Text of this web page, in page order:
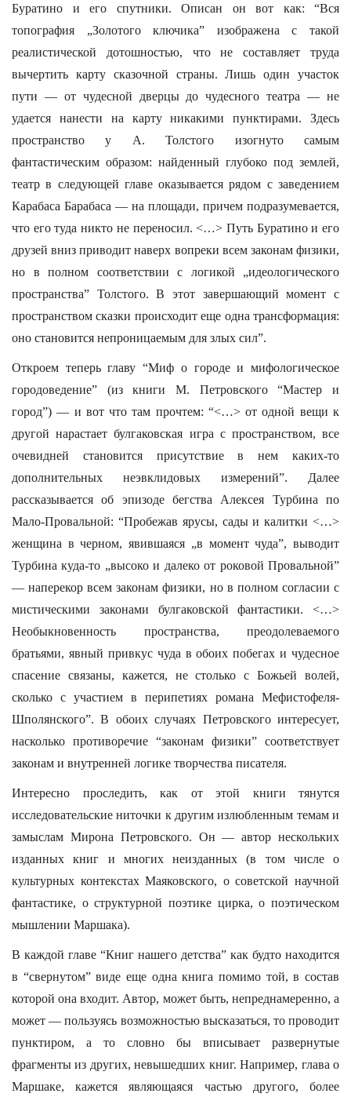
Буратино и его спутники. Описан он вот как: “Вся
топография „Золотого ключика” изображена с такой
реалистической дотошностью, что не составляет труда
вычертить карту сказочной страны. Лишь один участок
пути — от чудесной дверцы до чудесного театра — не
удается нанести на карту никакими пунктирами. Здесь
пространство у А. Толстого изогнуто самым
фантастическим образом: найденный глубоко под землей,
театр в следующей главе оказывается рядом с заведением
Карабаса Барабаса — на площади, причем подразумевается,
что его туда никто не переносил. <…> Путь Буратино и его
друзей вниз приводит наверх вопреки всем законам физики,
но в полном соответствии с логикой „идеологического
пространства” Толстого. В этот завершающий момент с
пространством сказки происходит еще одна трансформация:
оно становится непроницаемым для злых сил”.
Откроем теперь главу “Миф о городе и мифологическое
городоведение” (из книги М. Петровского “Мастер и
город”) — и вот что там прочтем: “<…> от одной вещи к
другой нарастает булгаковская игра с пространством, все
очевидней становится присутствие в нем каких-то
дополнительных неэвклидовых измерений”. Далее
рассказывается об эпизоде бегства Алексея Турбина по
Мало-Провальной: “Пробежав ярусы, сады и калитки <…>
женщина в черном, явившаяся „в момент чуда”, выводит
Турбина куда-то „высоко и далеко от роковой Провальной”
— наперекор всем законам физики, но в полном согласии с
мистическими законами булгаковской фантастики. <…>
Необыкновенность пространства, преодолеваемого
братьями, явный привкус чуда в обоих побегах и чудесное
спасение связаны, кажется, не cтолько с Божьей волей,
сколько с участием в перипетиях романа Мефистофеля-
Шполянского”. В обоих случаях Петровского интересует,
насколько противоречие “законам физики” соответствует
законам и внутренней логике творчества писателя.
Интересно проследить, как от этой книги тянутся
исследовательские ниточки к другим излюбленным темам и
замыслам Мирона Петровского. Он — автор нескольких
изданных книг и многих неизданных (в том числе о
культурных контекстах Маяковского, о советской научной
фантастике, о структурной поэтике цирка, о поэтическом
мышлении Маршака).
В каждой главе “Книг нашего детства” как будто находится
в “свернутом” виде еще одна книга помимо той, в состав
которой она входит. Автор, может быть, непреднамеренно, а
может — пользуясь возможностью высказаться, то проводит
пунктиром, а то словно бы вписывает развернутые
фрагменты из других, невышедших книг. Например, глава о
Маршаке, кажется являющаяся частью другого, более